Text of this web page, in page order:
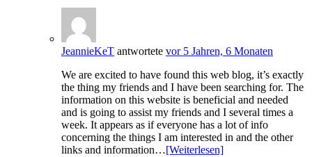
JeannieKeT antwortete vor 5 Jahren, 6 Monaten
We are excited to have found this web blog, it’s exactly
the thing my friends and I have been searching for. The
information on this website is beneficial and needed
and is going to assist my friends and I several times a
week. It appears as if everyone has a lot of info
concerning the things I am interested in and the other
links and information…[Weiterlesen]